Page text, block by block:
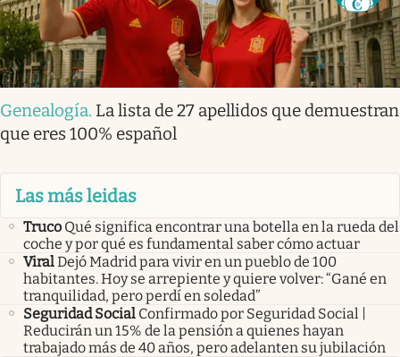
Genealogía. La lista de 27 apellidos que demuestran
que eres 100% español
Las más leidas
Truco Qué significa encontrar una botella en la rueda del
coche y por qué es fundamental saber cómo actuar
ViralDejó Madrid para vivir en un pueblo de 100
habitantes. Hoy se arrepiente y quiere volver: “Gané en
tranquilidad, pero perdí en soledad”
Seguridad Social Confirmado por Seguridad Social |
Reducirán un 15% de la pensión a quienes hayan
trabajado más de 40 años, pero adelanten su jubilación